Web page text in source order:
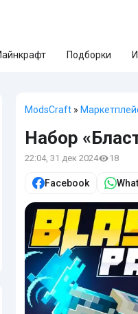
Подборки
ModsCraft »
Набор
22:04, 31 дек 2024 18
Facebook